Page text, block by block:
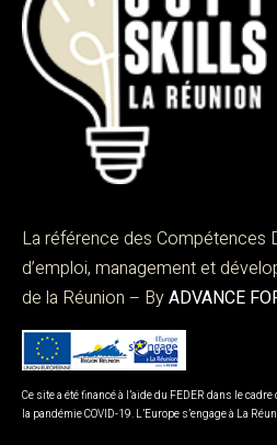
La référence des Compétences
d’emploi, management et
de la Réunion – ByADVANCE
Ce site a été financé à l’aide du FEDER dans le
la pandémie COVID-19. L’Europe s’engage à La